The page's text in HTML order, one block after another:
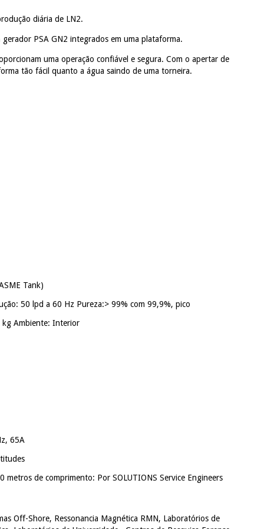
diária de LN2.
PSA GN2 integrados em uma plataforma.
uma operação confiável e segura. Com o apertar de
tão fácil quanto a água saindo de uma torneira.
Tank)
50 lpd a 60 Hz Pureza:> 99% com 99,9%, pico
kg Ambiente: Interior
65A
metros de comprimento: Por SOLUTIONS Service Engineers
Off-Shore, Ressonancia Magnética RMN, Laboratórios de